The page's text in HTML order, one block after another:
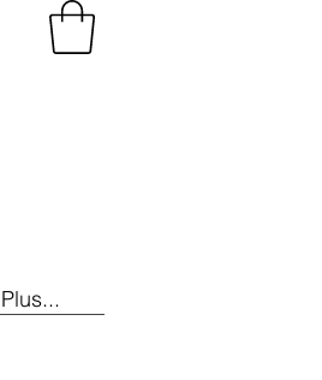
Plus...